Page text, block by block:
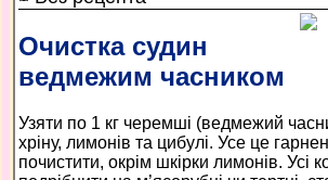
Очистка судин
ведмежим часником
Узяти по 1 кг черемші (ведмежий
хріну, лимонів та цибулі. Усе це
почистити, окрім шкірки лимонів. Усі